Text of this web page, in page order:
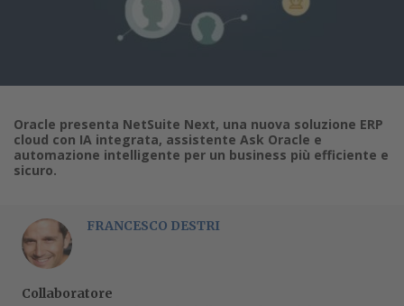
Oracle presenta NetSuite Next, una nuova soluzione ERP
cloud con IA integrata, assistente Ask Oracle e
automazione intelligente per un business più efficiente e
sicuro.
FRANCESCO DESTRI
Collaboratore